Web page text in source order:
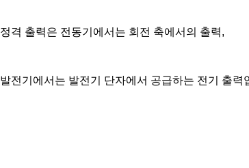
정격 출력은 전동기에서는 회전 축에서의 출력,
발전기에서는 발전기 단자에서 공급하는 전기 출력